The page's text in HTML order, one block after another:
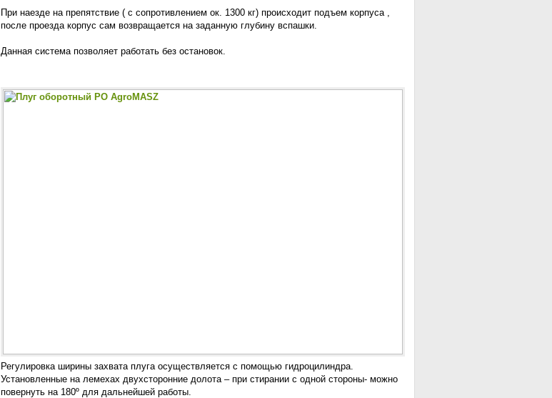
При наезде на препятствие ( с сопротивлением ок. 1300 кг) происходит подъем корпуса ,
после проезда корпус сам возвращается на заданную глубину вспашки.
Данная система позволяет работать без остановок.
Регулировка ширины захвата плуга осуществляется с помощью гидроцилиндра.
Установленные на лемехах двухсторонние долота – при стирании с одной стороны- можно
повернуть на 180º для дальнейшей работы.